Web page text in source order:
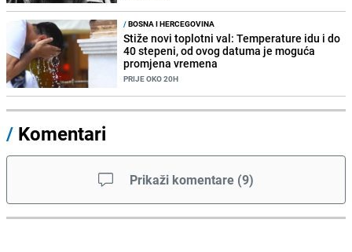
/BOSNA I HERCEGOVINA
Stiže novi toplotni val: Temperature idu i do
40 stepeni, od ovog datuma je moguća
promjena vremena
PRIJE OKO 20H
/ Komentari
Prikaži komentare (9)